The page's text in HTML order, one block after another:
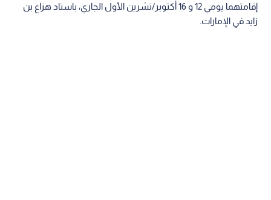
إقامتهما يومي 12 و 16 أكتوبر/تشرين الأول الجاري، باستاد هزاع بن
زايد في الإمارات.